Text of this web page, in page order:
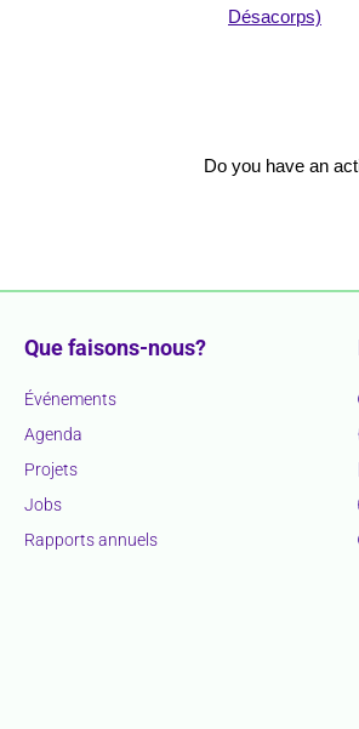
Désacorps)
Do you have an
Que faisons-nous?
Événements
Agenda
Projets
Jobs
Rapports annuels